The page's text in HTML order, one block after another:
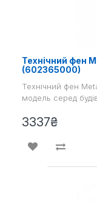
Технічний фен
(602365000)
Технічний фен
модель серед
3337₴